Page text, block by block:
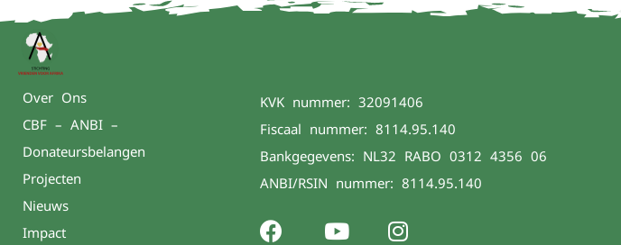
Over Ons
CBF – ANBI –
Donateursbelangen
Projecten
Nieuws
Impact
KVK nummer: 32091406
Fiscaal nummer: 8114.95.140
Bankgegevens: NL32 RABO 0312 4356 06
ANBI/RSIN nummer: 8114.95.140